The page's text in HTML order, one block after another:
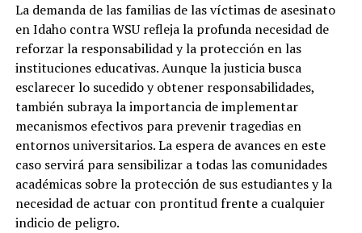
La demanda de las familias de las víctimas de asesinato
en Idaho contra WSU refleja la profunda necesidad de
reforzar la responsabilidad y la protección en las
instituciones educativas. Aunque la justicia busca
esclarecer lo sucedido y obtener responsabilidades,
también subraya la importancia de implementar
mecanismos efectivos para prevenir tragedias en
entornos universitarios. La espera de avances en este
caso servirá para sensibilizar a todas las comunidades
académicas sobre la protección de sus estudiantes y la
necesidad de actuar con prontitud frente a cualquier
indicio de peligro.